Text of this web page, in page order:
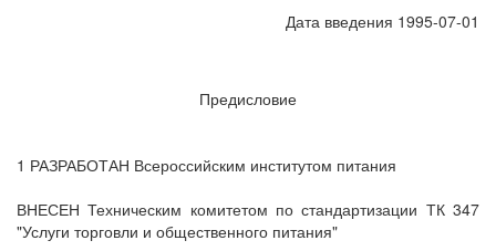
Дата введения 1995-07-01
Предисловие
1 РАЗРАБОТАН Всероссийским институтом питания
ВНЕСЕН Техническим комитетом по стандартизации ТК 347
"Услуги торговли и общественного питания"